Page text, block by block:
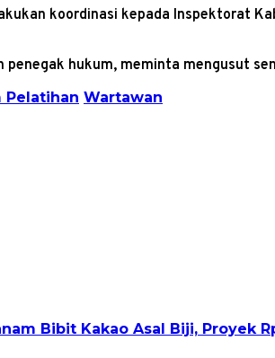
koordinasi kepada Inspektorat
penegak hukum, meminta mengusut
Pelatihan Wartawan
Bibit Kakao Asal Biji, Proyek